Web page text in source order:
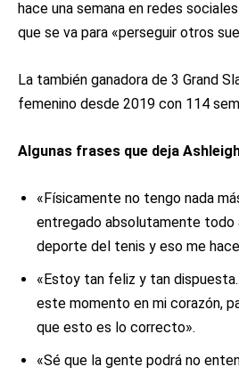
hace una semana en redes
que se va para «perseguir otros
La también ganadora de 3 Grand
femenino desde 2019 con 114
Algunas frases que deja
«Físicamente no tengo nada
entregado absolutamente todo
deporte del tenis y eso me
«Estoy tan feliz y tan
este momento en mi corazón,
que esto es lo correcto».
«Sé que la gente podrá no